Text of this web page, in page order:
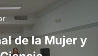
de la Mujer y